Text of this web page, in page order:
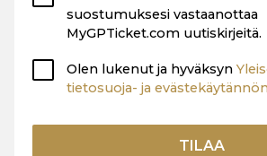
suostumuksesi vastaanottaa
MyGPTicket.com uutiskirjeitä.
Olen lukenut ja hyväksyn
tietosuoja- ja
TILAA